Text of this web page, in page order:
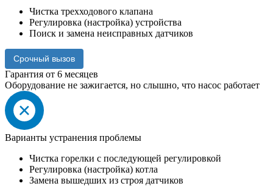
Чистка трехходового клапана
Регулировка (настройка) устройства
Поиск и замена неисправных датчиков
Срочный вызов
Гарантия от 6 месяцев
Оборудование не зажигается, но слышно, что насос работает
Варианты устранения проблемы
Чистка горелки с последующей регулировкой
Регулировка (настройка) котла
Замена вышедших из строя датчиков